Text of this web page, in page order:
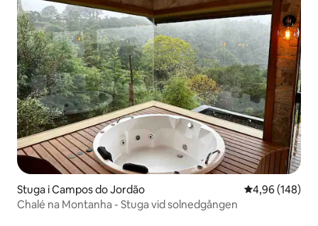
Stuga i Campos do Jordão 4,96 av 5 i
4,96 (148)
Chalé na Montanha - Stuga vid solnedgången